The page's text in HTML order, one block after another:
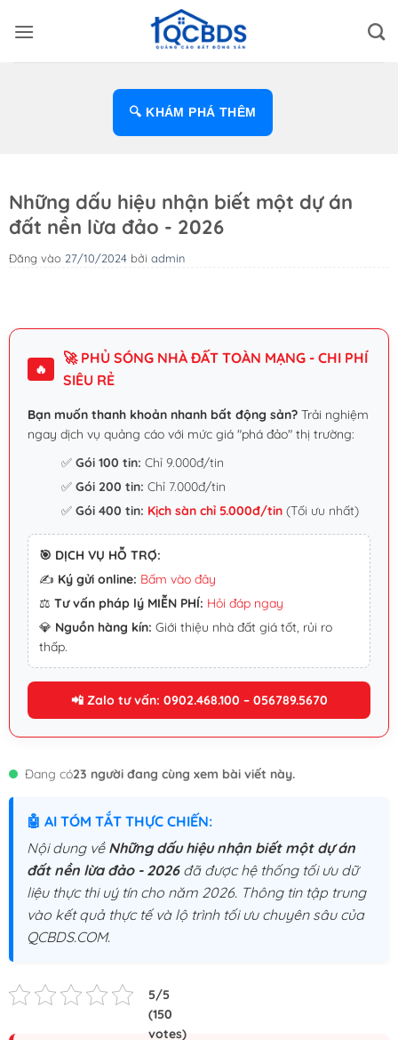
qua
🔍 KHÁM PHÁ THÊM
Những dấu hiệu nhận biết một dự án
đất nền lừa đảo - 2026
Đăng vào 27/10/2024 bởi admin
🔥
🚀 PHỦ SÓNG NHÀ ĐẤT TOÀN MẠNG - CHI PHÍ
SIÊU RẺ
Bạn muốn thanh khoản nhanh bất động sản? Trải nghiệm
ngay dịch vụ quảng cáo với mức giá "phá đảo" thị trường:
✅Gói 100 tin: Chỉ 9.000đ/tin
✅Gói 200 tin: Chỉ 7.000đ/tin
✅Gói 400 tin: Kịch sàn chỉ 5.000đ/tin (Tối ưu nhất)
🎯 DỊCH VỤ HỖ TRỢ:
✍️ Ký gửi online: Bấm vào đây
⚖️ Tư vấn pháp lý MIỄN PHÍ: Hỏi đáp ngay
💎 Nguồn hàng kín: Giới thiệu nhà đất giá tốt, rủi ro
thấp.
📲 Zalo tư vấn: 0902.468.100 – 056789.5670
Đang có23 người đang cùng xem bài viết này.
🤖 AI TÓM TẮT THỰC CHIẾN:
Nội dung về Những dấu hiệu nhận biết một dự án
đất nền lừa đảo - 2026đã được hệ thống tối ưu dữ
liệu thực thi uý tín cho năm 2026. Thông tin tập trung
vào kết quả thực tế và lộ trình tối ưu chuyên sâu của
QCBDS.COM.